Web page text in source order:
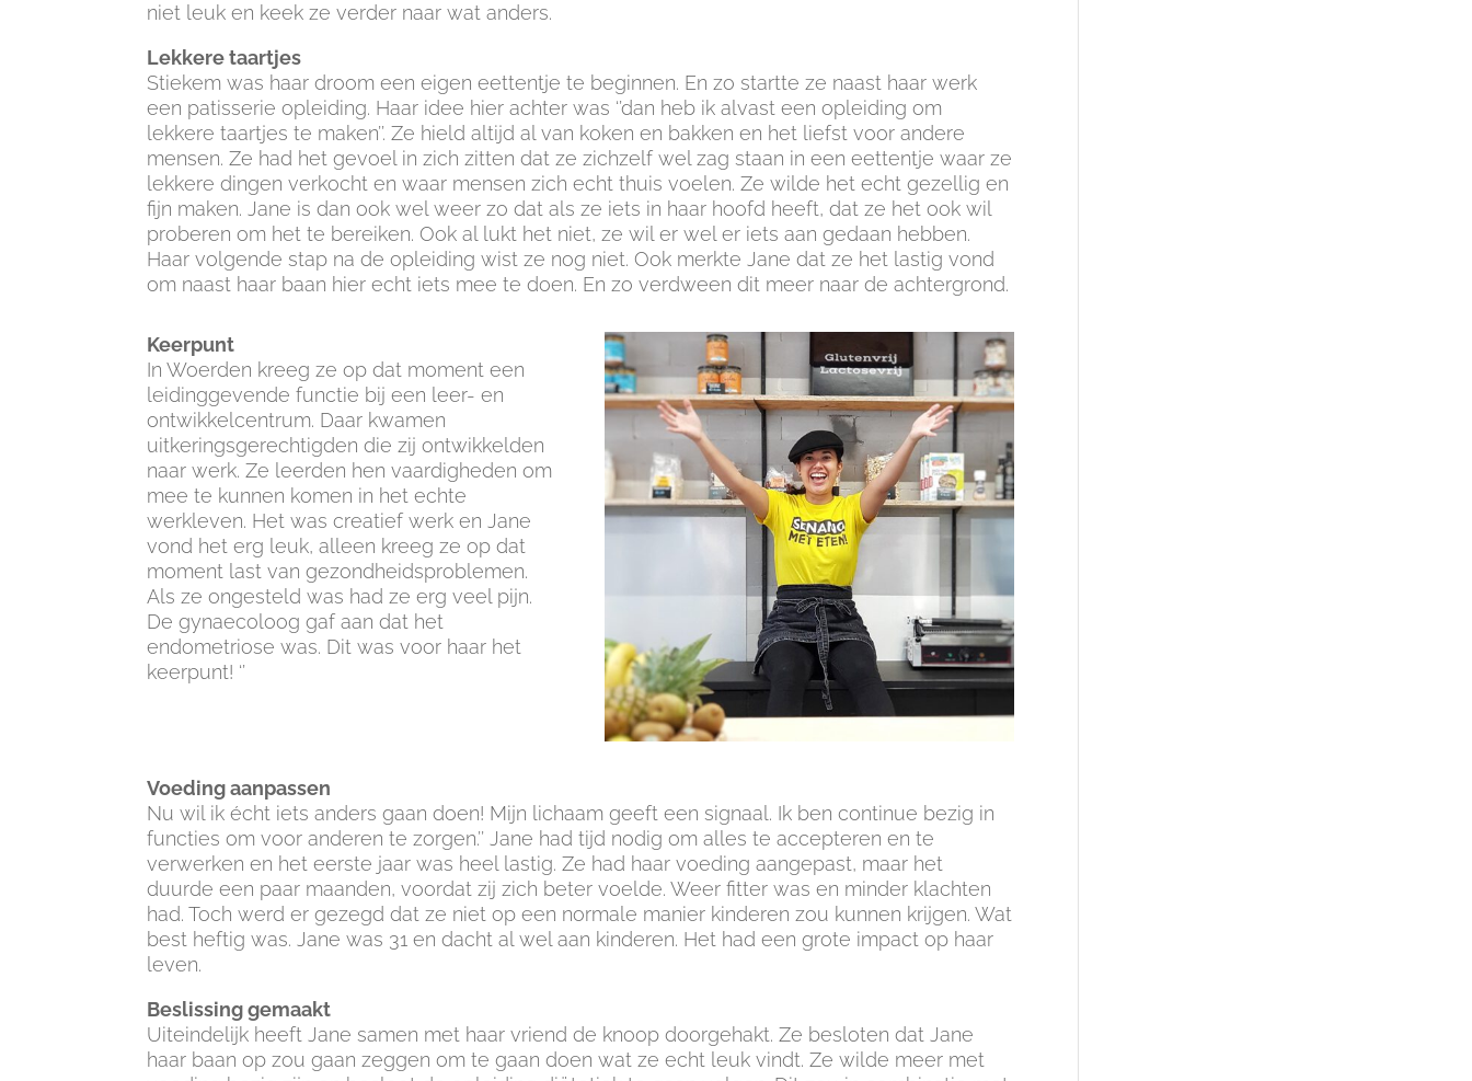
niet leuk en keek ze verder naar wat anders.
Lekkere taartjes
Stiekem was haar droom een eigen eettentje te beginnen. En zo startte ze naast haar werk
een patisserie opleiding. Haar idee hier achter was ‘’dan heb ik alvast een opleiding om
lekkere taartjes te maken’’. Ze hield altijd al van koken en bakken en het liefst voor andere
mensen. Ze had het gevoel in zich zitten dat ze zichzelf wel zag staan in een eettentje waar ze
lekkere dingen verkocht en waar mensen zich echt thuis voelen. Ze wilde het echt gezellig en
fijn maken. Jane is dan ook wel weer zo dat als ze iets in haar hoofd heeft, dat ze het ook wil
proberen om het te bereiken. Ook al lukt het niet, ze wil er wel er iets aan gedaan hebben.
Haar volgende stap na de opleiding wist ze nog niet. Ook merkte Jane dat ze het lastig vond
om naast haar baan hier echt iets mee te doen. En zo verdween dit meer naar de achtergrond.
Keerpunt
In Woerden kreeg ze op dat moment een
leidinggevende functie bij een leer- en
ontwikkelcentrum. Daar kwamen
uitkeringsgerechtigden die zij ontwikkelden
naar werk. Ze leerden hen vaardigheden om
mee te kunnen komen in het echte
werkleven. Het was creatief werk en Jane
vond het erg leuk, alleen kreeg ze op dat
moment last van gezondheidsproblemen.
Als ze ongesteld was had ze erg veel pijn.
De gynaecoloog gaf aan dat het
endometriose was. Dit was voor haar het
keerpunt! ‘’
Voeding aanpassen
Nu wil ik écht iets anders gaan doen! Mijn lichaam geeft een signaal. Ik ben continue bezig in
functies om voor anderen te zorgen.’’ Jane had tijd nodig om alles te accepteren en te
verwerken en het eerste jaar was heel lastig. Ze had haar voeding aangepast, maar het
duurde een paar maanden, voordat zij zich beter voelde. Weer fitter was en minder klachten
had. Toch werd er gezegd dat ze niet op een normale manier kinderen zou kunnen krijgen. Wat
best heftig was. Jane was 31 en dacht al wel aan kinderen. Het had een grote impact op haar
leven.
Beslissing gemaakt
Uiteindelijk heeft Jane samen met haar vriend de knoop doorgehakt. Ze besloten dat Jane
haar baan op zou gaan zeggen om te gaan doen wat ze echt leuk vindt. Ze wilde meer met